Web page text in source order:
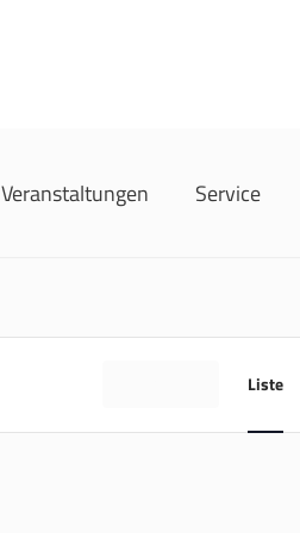
Veranstaltungen Service
Liste